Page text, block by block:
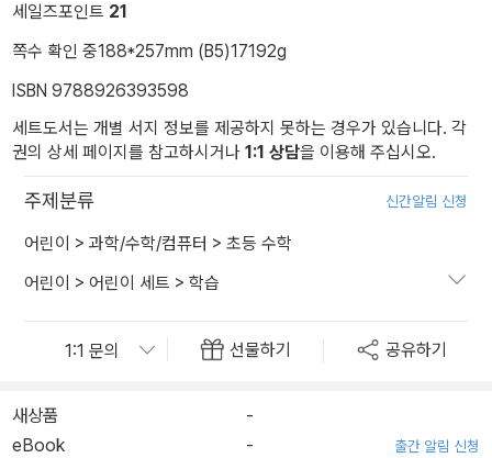
세일즈포인트 21
쪽수 확인 중188*257mm (B5)17192g
ISBN 9788926393598
세트도서는 개별 서지 정보를 제공하지 못하는 경우가 있습니다. 각
권의 상세 페이지를 참고하시거나 1:1 상담을 이용해 주십시오.
주제분류 신간알림 신청
어린이 > 과학/수학/컴퓨터 > 초등 수학
어린이 > 어린이 세트 > 학습
선물하기 공유하기
새상품
-
eBook
- 출간 알림 신청